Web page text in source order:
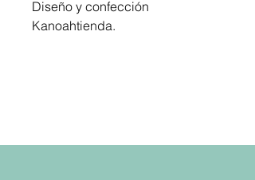
Diseño y confección
Kanoahtienda.